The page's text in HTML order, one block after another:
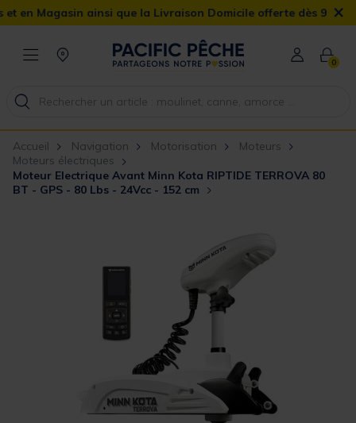
ainsi que la Livraison Domicile offerte dès 90€ ×
0
Accueil Navigation Motorisation
Moteurs
Moteurs électriques
Moteur Electrique Avant Minn Kota RIPTIDE TERROVA 80
BT - GPS - 80 Lbs - 24Vcc - 152 cm